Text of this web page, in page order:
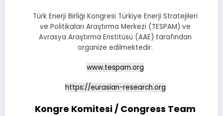
Türk Enerji Birliği Kongresi Türkiye Enerji Stratejileri
ve Politikaları Araştırma Merkezi (TESPAM) ve
Avrasya Araştırma Enstitüsü (AAE) tarafından
organize edilmektedir.
www.tespam.org
https://eurasian-research.org
Kongre Komitesi / Congress Team